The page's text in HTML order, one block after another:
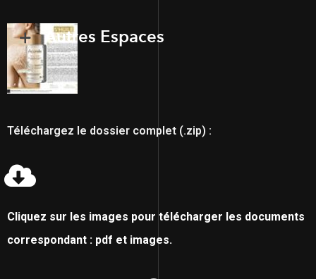
Autres Espaces
Téléchargez le dossier complet (.zip) :
Cliquez sur les images pour télécharger les documents
correspondant : pdf et images.